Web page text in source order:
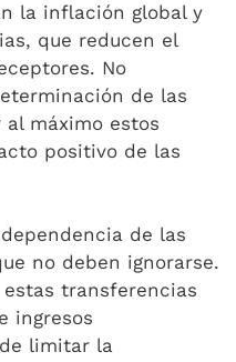
la inflación global y
que reducen el
No
de las
máximo estos
positivo de las
de las
no deben ignorarse.
transferencias
ingresos
limitar la